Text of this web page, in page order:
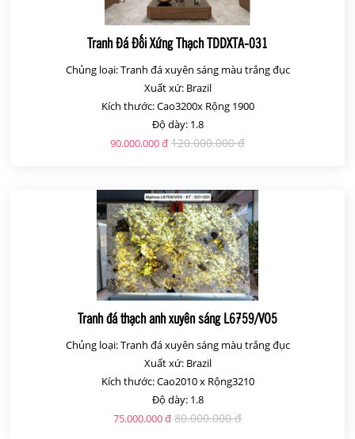
Tranh Đá Đối Xứng Thạch TDDXTA-031
Chủng loại: Tranh đá xuyên sáng màu trắng đục
Xuất xứ: Brazil
Kích thước: Cao3200x Rộng 1900
Độ dày: 1.8
90.000.000 đ 120.000.000 đ
Tranh đá thạch anh xuyên sáng L6759/VO5
Chủng loại: Tranh đá xuyên sáng màu trắng đục
Xuất xứ: Brazil
Kích thước: Cao2010 x Rộng3210
Độ dày: 1.8
75.000.000 đ 80.000.000 đ